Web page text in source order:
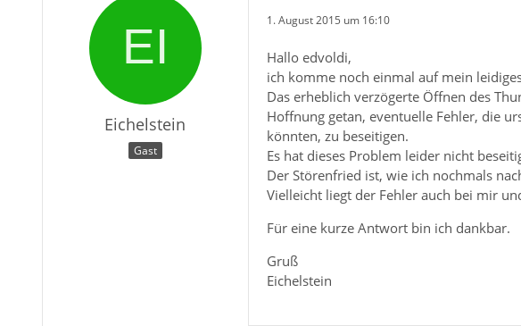
Eichelstein
Gast
1. August 2015 um 16:10
Hallo edvoldi,
ich komme noch einmal auf mein
Das erheblich verzögerte Öffnen des
Hoffnung getan, eventuelle Fehler, die
könnten, zu beseitigen.
Es hat dieses Problem leider nicht
Der Störenfried ist, wie ich nochmals
Vielleicht liegt der Fehler auch bei mir
Für eine kurze Antwort bin ich dankbar.
Gruß
Eichelstein